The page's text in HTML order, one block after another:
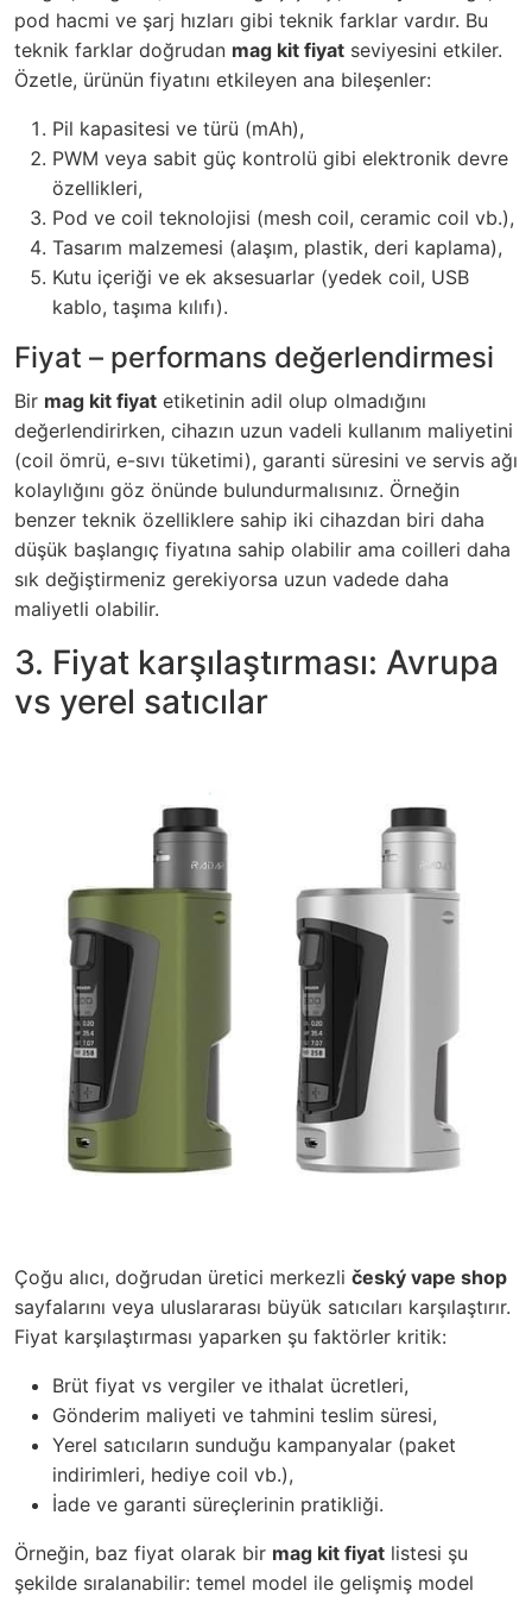
pod hacmi ve şarj hızları gibi teknik farklar vardır. Bu
teknik farklar doğrudan mag kit fiyat seviyesini etkiler.
Özetle, ürünün fiyatını etkileyen ana bileşenler:
Pil kapasitesi ve türü (mAh),
PWM veya sabit güç kontrolü gibi elektronik devre
özellikleri,
Pod ve coil teknolojisi (mesh coil, ceramic coil vb.),
Tasarım malzemesi (alaşım, plastik, deri kaplama),
Kutu içeriği ve ek aksesuarlar (yedek coil, USB
kablo, taşıma kılıfı).
Fiyat – performans değerlendirmesi
Bir mag kit fiyat etiketinin adil olup olmadığını
değerlendirirken, cihazın uzun vadeli kullanım maliyetini
(coil ömrü, e-sıvı tüketimi), garanti süresini ve servis ağı
kolaylığını göz önünde bulundurmalısınız. Örneğin
benzer teknik özelliklere sahip iki cihazdan biri daha
düşük başlangıç fiyatına sahip olabilir ama coilleri daha
sık değiştirmeniz gerekiyorsa uzun vadede daha
maliyetli olabilir.
3. Fiyat karşılaştırması: Avrupa
vs yerel satıcılar
Çoğu alıcı, doğrudan üretici merkezli český vape shop
sayfalarını veya uluslararası büyük satıcıları karşılaştırır.
Fiyat karşılaştırması yaparken şu faktörler kritik:
Brüt fiyat vs vergiler ve ithalat ücretleri,
Gönderim maliyeti ve tahmini teslim süresi,
Yerel satıcıların sunduğu kampanyalar (paket
indirimleri, hediye coil vb.),
İade ve garanti süreçlerinin pratikliği.
Örneğin, baz fiyat olarak bir mag kit fiyat listesi şu
şekilde sıralanabilir: temel model ile gelişmiş model